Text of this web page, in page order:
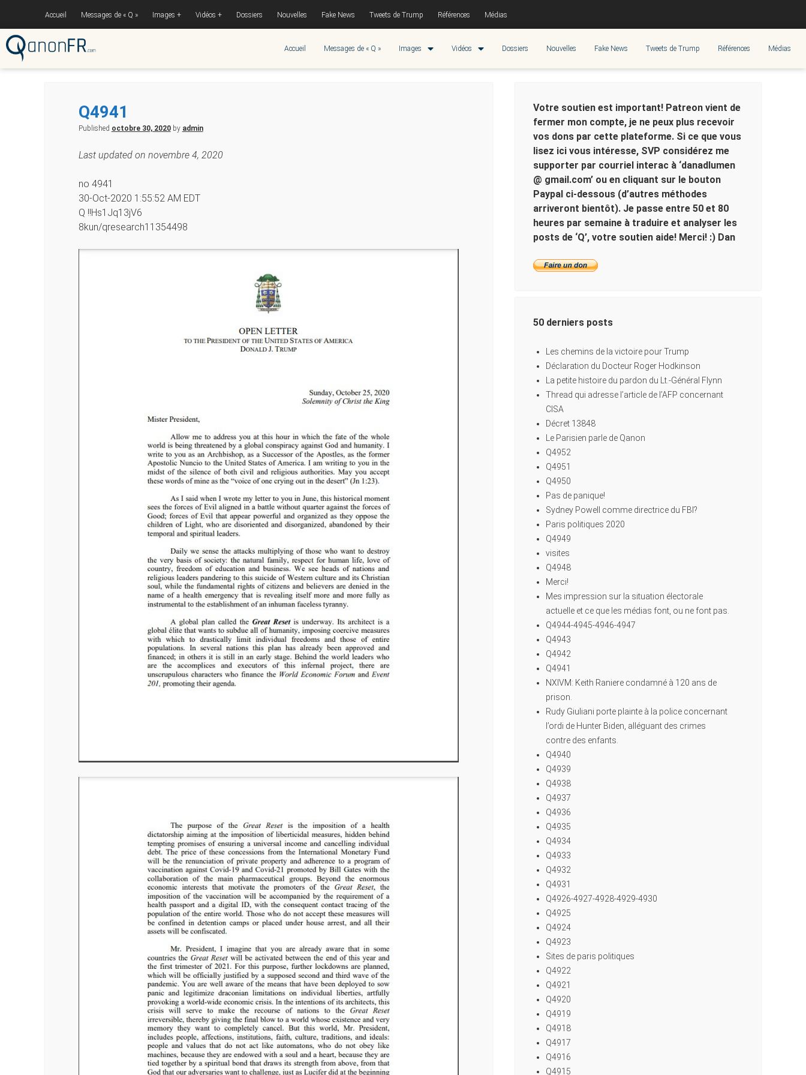
Accueil Messages de « Q » Images Vidéos Dossiers Nouvelles Fake News Tweets de Trump Références Médias
Accueil Messages de « Q » Images Vidéos Dossiers Nouvelles Fake News Tweets de Trump Références Médias
Q4941
Published octobre 30, 2020by admin
Last updated on novembre 4, 2020
no 4941
30-Oct-2020 1:55:52 AM EDT
Q !!Hs1Jq13jV6
8kun/qresearch11354498
Votre soutien est important! Patreon vient de
fermer mon compte, je ne peux plus recevoir
vos dons par cette plateforme. Si ce que vous
lisez ici vous intéresse, SVP considérez me
supporter par courriel interac à ‘danadlumen
@ gmail.com’ ou en cliquant sur le bouton
Paypal ci-dessous (d’autres méthodes
arriveront bientôt). Je passe entre 50 et 80
heures par semaine à traduire et analyser les
posts de ‘Q’, votre soutien aide! Merci! :) Dan
50 derniers posts
Les chemins de la victoire pour Trump
Déclaration du Docteur Roger Hodkinson
La petite histoire du pardon du Lt.-Général Flynn
Thread qui adresse l’article de l’AFP concernant
CISA
Décret 13848
Le Parisien parle de Qanon
Q4952
Q4951
Q4950
Pas de panique!
Sydney Powell comme directrice du FBI?
Paris politiques 2020
Q4949
visites
Q4948
Merci!
Mes impression sur la situation électorale
actuelle et ce que les médias font, ou ne font pas.
Q4944-4945-4946-4947
Q4943
Q4942
Q4941
NXIVM: Keith Raniere condamné à 120 ans de
prison.
Rudy Giuliani porte plainte à la police concernant
l’ordi de Hunter Biden, alléguant des crimes
contre des enfants.
Q4940
Q4939
Q4938
Q4937
Q4936
Q4935
Q4934
Q4933
Q4932
Q4931
Q4926-4927-4928-4929-4930
Q4925
Q4924
Q4923
Sites de paris politiques
Q4922
Q4921
Q4920
Q4919
Q4918
Q4917
Q4916
Q4915